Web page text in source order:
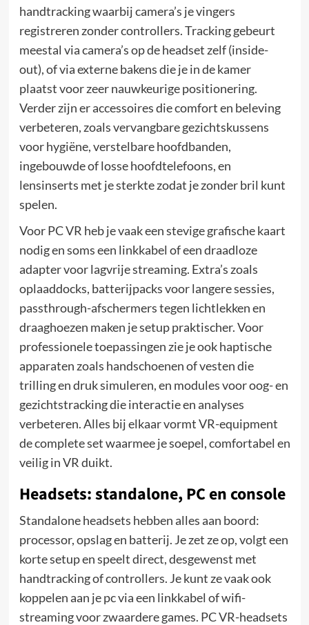
handtracking waarbij camera’s je vingers
registreren zonder controllers. Tracking gebeurt
meestal via camera’s op de headset zelf (inside-
out), of via externe bakens die je in de kamer
plaatst voor zeer nauwkeurige positionering.
Verder zijn er accessoires die comfort en beleving
verbeteren, zoals vervangbare gezichtskussens
voor hygiëne, verstelbare hoofdbanden,
ingebouwde of losse hoofdtelefoons, en
lensinserts met je sterkte zodat je zonder bril kunt
spelen.
Voor PC VR heb je vaak een stevige grafische kaart
nodig en soms een linkkabel of een draadloze
adapter voor lagvrije streaming. Extra’s zoals
oplaaddocks, batterijpacks voor langere sessies,
passthrough-afschermers tegen lichtlekken en
draaghoezen maken je setup praktischer. Voor
professionele toepassingen zie je ook haptische
apparaten zoals handschoenen of vesten die
trilling en druk simuleren, en modules voor oog- en
gezichtstracking die interactie en analyses
verbeteren. Alles bij elkaar vormt VR-equipment
de complete set waarmee je soepel, comfortabel en
veilig in VR duikt.
Headsets: standalone, PC en console
Standalone headsets hebben alles aan boord:
processor, opslag en batterij. Je zet ze op, volgt een
korte setup en speelt direct, desgewenst met
handtracking of controllers. Je kunt ze vaak ook
koppelen aan je pc via een linkkabel of wifi-
streaming voor zwaardere games. PC VR-headsets